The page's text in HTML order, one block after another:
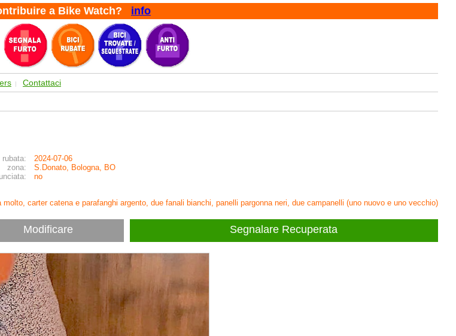
a Bike Watch? info
| Contattaci
rubata:
2024-07-06
zona:
S.Donato, Bologna, BO
no
carter catena e parafanghi argento, due fanali bianchi, panelli pargonna neri, due campanelli (uno nuovo e uno vecchio)
Modificare Segnalare Recuperata